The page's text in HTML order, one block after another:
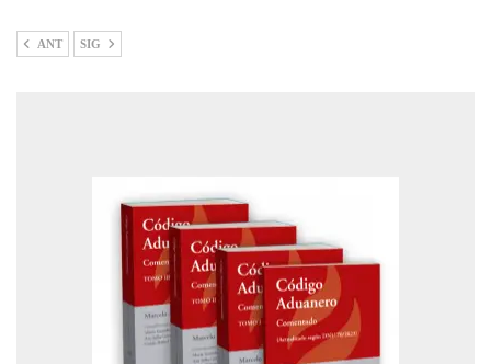
ANT SIG